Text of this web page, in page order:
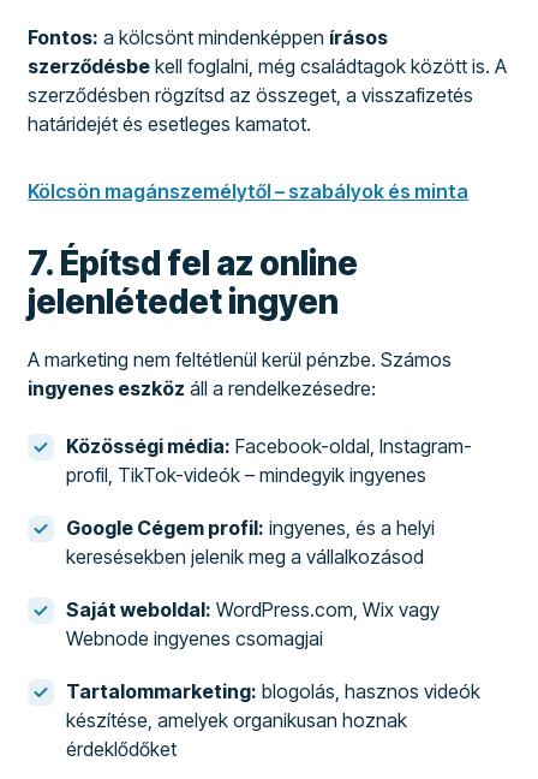
Fontos: a kölcsönt mindenképpen írásos
szerződésbe kell foglalni, még családtagok között is. A
szerződésben rögzítsd az összeget, a visszafizetés
határidejét és esetleges kamatot.
Kölcsön magánszemélytől – szabályok és minta
7. Építsd fel az online
jelenlétedet ingyen
A marketing nem feltétlenül kerül pénzbe. Számos
ingyenes eszköz áll a rendelkezésedre:
Közösségi média: Facebook-oldal, Instagram-
profil, TikTok-videók – mindegyik ingyenes
Google Cégem profil: ingyenes, és a helyi
keresésekben jelenik meg a vállalkozásod
Saját weboldal: WordPress.com, Wix vagy
Webnode ingyenes csomagjai
Tartalommarketing: blogolás, hasznos videók
készítése, amelyek organikusan hoznak
érdeklődőket